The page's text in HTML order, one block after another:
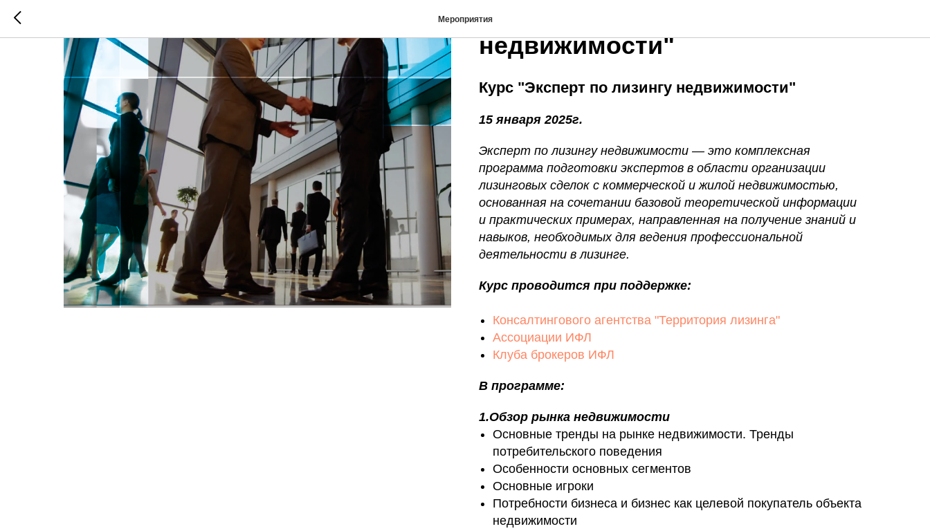
МероприятияКурс "Эксперт по лизингу
недвижимости"
Курс "Эксперт по лизингу недвижимости"
15 января 2025г.
Эксперт по лизингу недвижимости — это комплексная
программа подготовки экспертов в области организации
лизинговых сделок с коммерческой и жилой недвижимостью,
основанная на сочетании базовой теоретической информации
и практических примерах, направленная на получение знаний и
навыков, необходимых для ведения профессиональной
деятельности в лизинге.
Курс проводится при поддержке:
Консалтингового агентства "Территория лизинга"
Ассоциации ИФЛ
Клуба брокеров ИФЛ
В программе:
1.Обзор рынка недвижимости
Основные тренды на рынке недвижимости. Тренды
потребительского поведения
Особенности основных сегментов
Основные игроки
Потребности бизнеса и бизнес как целевой покупатель объекта
недвижимости